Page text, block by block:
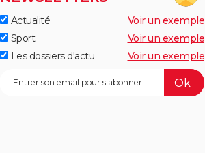
Actualité
Voir un exemple
Sport
Voir un exemple
Les dossiers d'actu
Voir un exemple